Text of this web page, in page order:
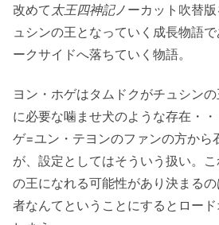
改めて 太王四神記ノーカット吹替
ュシンの王となっていく成長物語
ークサイドへ落ちていく物語。
ヨン・ホゲはタムドクがチュシン
に必要な噛ませ犬のような存在・
ゲ=ユン・テヨンのファンの方から
が、設定としてはそういう扱い。
の王になれる可能性があり決まる
者なんてということにするとロー